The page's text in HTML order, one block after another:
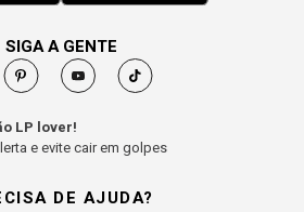
DE AJUDA?
SIGA A GENTE
LP lover!
e evite cair em golpes